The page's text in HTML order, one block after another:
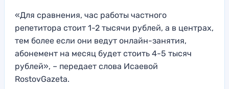
«Для сравнения, час работы частного
репетитора стоит 1-2 тысячи рублей, а в центрах,
тем более если они ведут онлайн-занятия,
абонемент на месяц будет стоить 4-5 тысяч
рублей», – передает слова Исаевой
RostovGazeta.